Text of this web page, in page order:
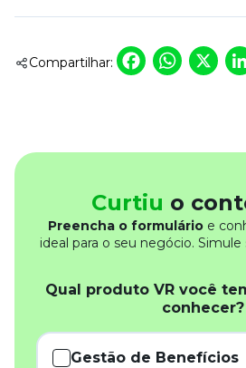
Compartilhar: X
Curtiu o
Preencha o formulárioe
ideal para o seu negócio.
Qual produto VR você
conhecer?
Gestão de Benefícios